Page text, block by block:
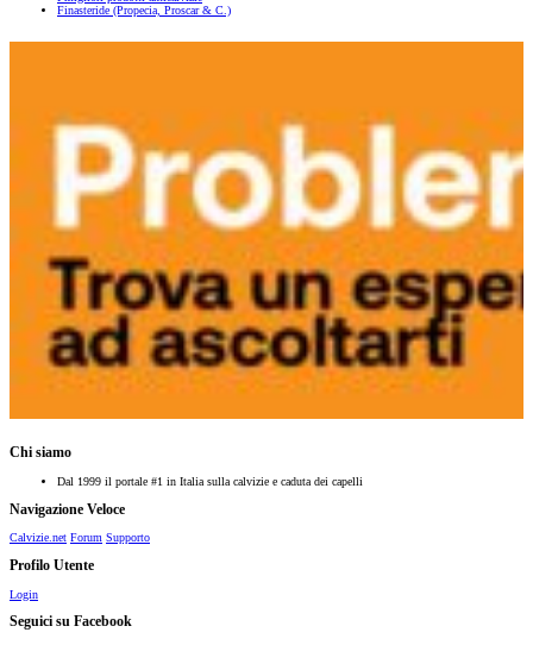
Finasteride (Propecia, Proscar & C.)
Chi siamo
Dal 1999 il portale #1 in Italia sulla calvizie e caduta dei capelli
Navigazione Veloce
Calvizie.net Forum Supporto
Profilo Utente
Login
Seguici su Facebook